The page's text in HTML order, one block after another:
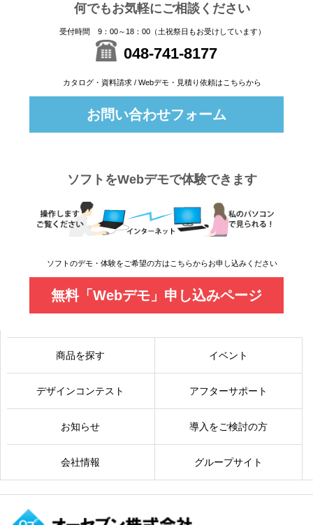
何でもお気軽にご相談ください
受付時間 9：00～18：00（土祝祭日もお受けしています）
048-741-8177
カタログ・資料請求 / Webデモ・見積り依頼はこちらから
お問い合わせフォーム
ソフトをWebデモで体験できます
ソフトのデモ・体験をご希望の方はこちらからお申し込みください
無料「Webデモ」申し込みページ
商品を探す イベント
デザインコンテスト アフターサポート
お知らせ 導入をご検討の方
会社情報 グループサイト